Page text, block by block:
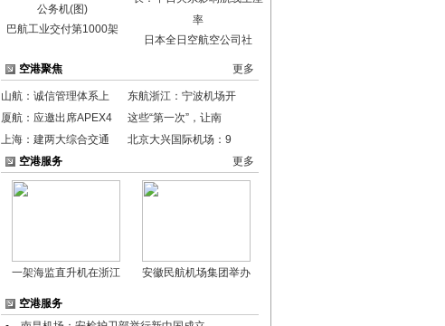
巴航工业交付第1000架
日本全日空航空公司社
空港聚焦 更多
山航：诚信管理体系上
东航浙江：宁波机场开
厦航：应邀出席APEX4
这些“第一次”，让南
上海：建两大综合交通
北京大兴国际机场：9
空港服务
更多
一架海监直升机在浙江 安徽民航机场集团举办
空港服务